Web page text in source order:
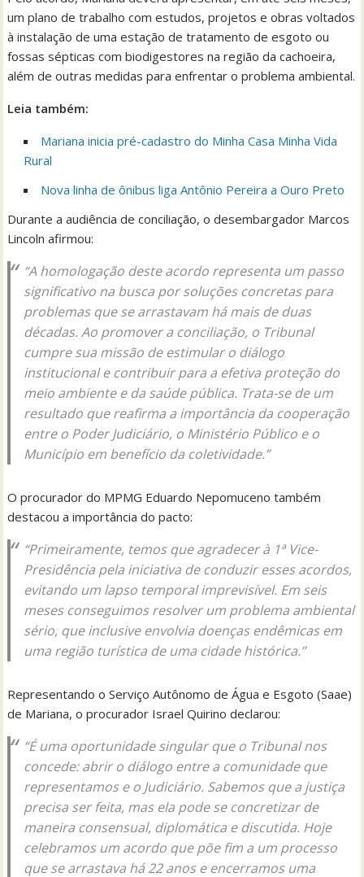
um plano de trabalho com estudos, projetos e obras voltados
à instalação de uma estação de tratamento de esgoto ou
fossas sépticas com biodigestores na região da cachoeira,
além de outras medidas para enfrentar o problema ambiental.
Leia também:
Mariana inicia pré-cadastro do Minha Casa Minha Vida
Rural
Nova linha de ônibus liga Antônio Pereira a Ouro Preto
Durante a audiência de conciliação, o desembargador Marcos
Lincoln afirmou:
“A homologação deste acordo representa um passo
significativo na busca por soluções concretas para
problemas que se arrastavam há mais de duas
décadas. Ao promover a conciliação, o Tribunal
cumpre sua missão de estimular o diálogo
institucional e contribuir para a efetiva proteção do
meio ambiente e da saúde pública. Trata-se de um
resultado que reafirma a importância da cooperação
entre o Poder Judiciário, o Ministério Público e o
Município em benefício da coletividade.”
O procurador do MPMG Eduardo Nepomuceno também
destacou a importância do pacto:
“Primeiramente, temos que agradecer à 1ª Vice-
Presidência pela iniciativa de conduzir esses acordos,
evitando um lapso temporal imprevisível. Em seis
meses conseguimos resolver um problema ambiental
sério, que inclusive envolvia doenças endêmicas em
uma região turística de uma cidade histórica.”
Representando o Serviço Autônomo de Água e Esgoto (Saae)
de Mariana, o procurador Israel Quirino declarou:
“É uma oportunidade singular que o Tribunal nos
concede: abrir o diálogo entre a comunidade que
representamos e o Judiciário. Sabemos que a justiça
precisa ser feita, mas ela pode se concretizar de
maneira consensual, diplomática e discutida. Hoje
celebramos um acordo que põe fim a um processo
que se arrastava há 22 anos e encerramos uma